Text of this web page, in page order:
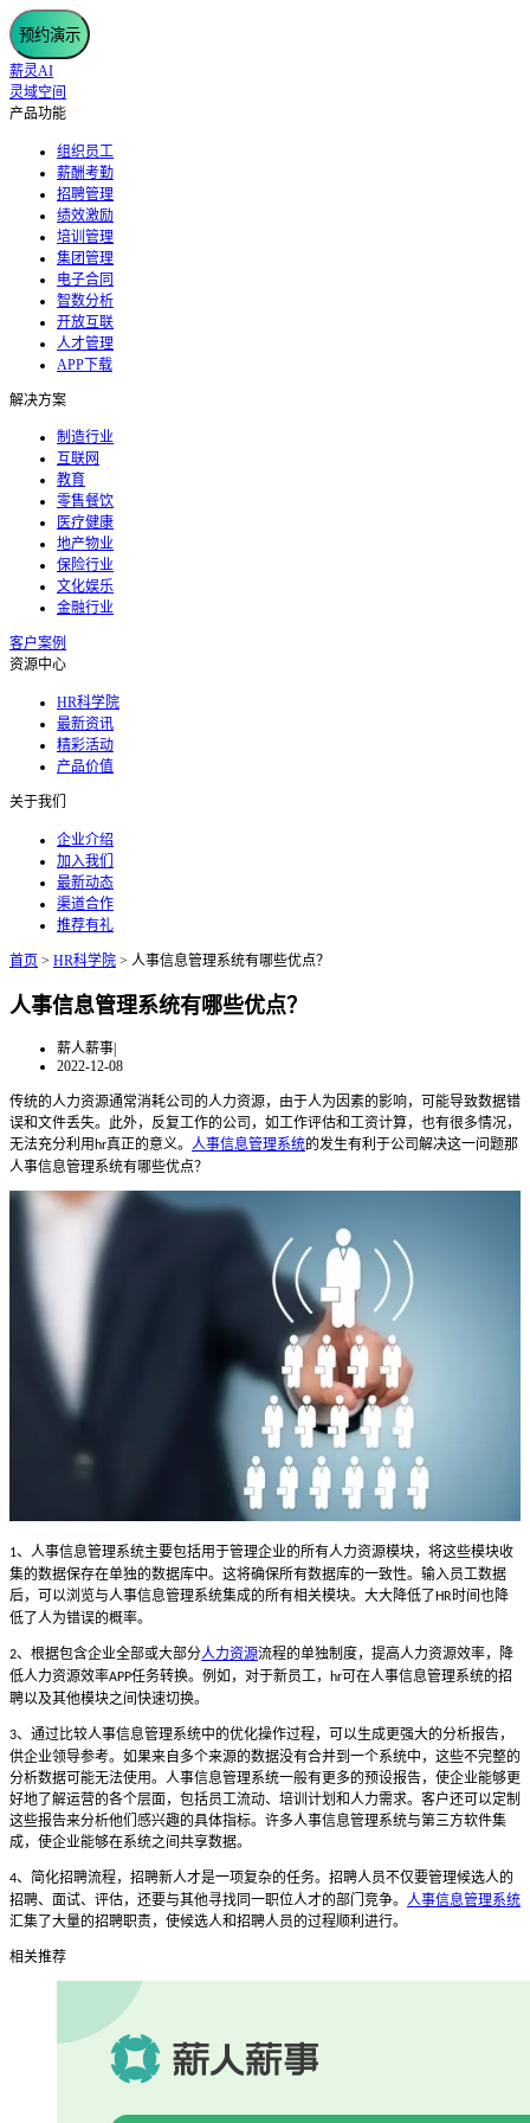
预约演示
薪灵AI
灵域空间
产品功能
组织员工
薪酬考勤
招聘管理
绩效激励
培训管理
集团管理
电子合同
智数分析
开放互联
人才管理
APP下载
解决方案
制造行业
互联网
教育
零售餐饮
医疗健康
地产物业
保险行业
文化娱乐
金融行业
客户案例
资源中心
HR科学院
最新资讯
精彩活动
产品价值
关于我们
企业介绍
加入我们
最新动态
渠道合作
推荐有礼
首页 > HR科学院 > 人事信息管理系统有哪些优点？
人事信息管理系统有哪些优点？
薪人薪事|
2022-12-08
传统的人力资源通常消耗公司的人力资源，由于人为因素的影响，可能导致数据错
误和文件丢失。此外，反复工作的公司，如工作评估和工资计算，也有很多情况，
无法充分利用 hr真正的意义。 人事信息管理系统的发生有利于公司解决这一问题那
人事信息管理系统有哪些优点？
1、人事信息管理系统主要包括用于管理企业的所有人力资源模块，将这些模块收
集的数据保存在单独的数据库中。这将确保所有数据库的一致性。输入员工数据
后，可以浏览与人事信息管理系统集成的所有相关模块。大大降低了 HR时间也降
低了人为错误的概率。
2、根据包含企业全部或大部分人力资源流程的单独制度，提高人力资源效率，降
低人力资源效率APP任务转换。例如，对于新员工， hr可在人事信息管理系统的招
聘以及其他模块之间快速切换。
3、通过比较人事信息管理系统中的优化操作过程，可以生成更强大的分析报告，
供企业领导参考。如果来自多个来源的数据没有合并到一个系统中，这些不完整的
分析数据可能无法使用。人事信息管理系统一般有更多的预设报告，使企业能够更
好地了解运营的各个层面，包括员工流动、培训计划和人力需求。客户还可以定制
这些报告来分析他们感兴趣的具体指标。许多人事信息管理系统与第三方软件集
成，使企业能够在系统之间共享数据。
4、简化招聘流程，招聘新人才是一项复杂的任务。招聘人员不仅要管理候选人的
招聘、面试、评估，还要与其他寻找同一职位人才的部门竞争。 人事信息管理系统
汇集了大量的招聘职责，使候选人和招聘人员的过程顺利进行。
相关推荐